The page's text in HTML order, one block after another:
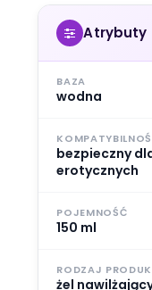
Atrybuty
BAZA
wodna
bezpieczny
erotycznych
POJEMNOŚĆ
150 ml
RODZAJ
żel